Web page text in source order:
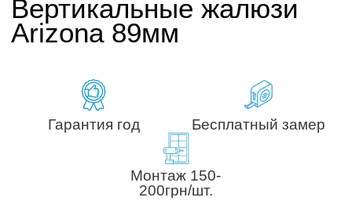
Вертикальные жалюзи
Arizona 89мм
Гарантия год Бесплатный замер
Монтаж 150-
200грн/шт.